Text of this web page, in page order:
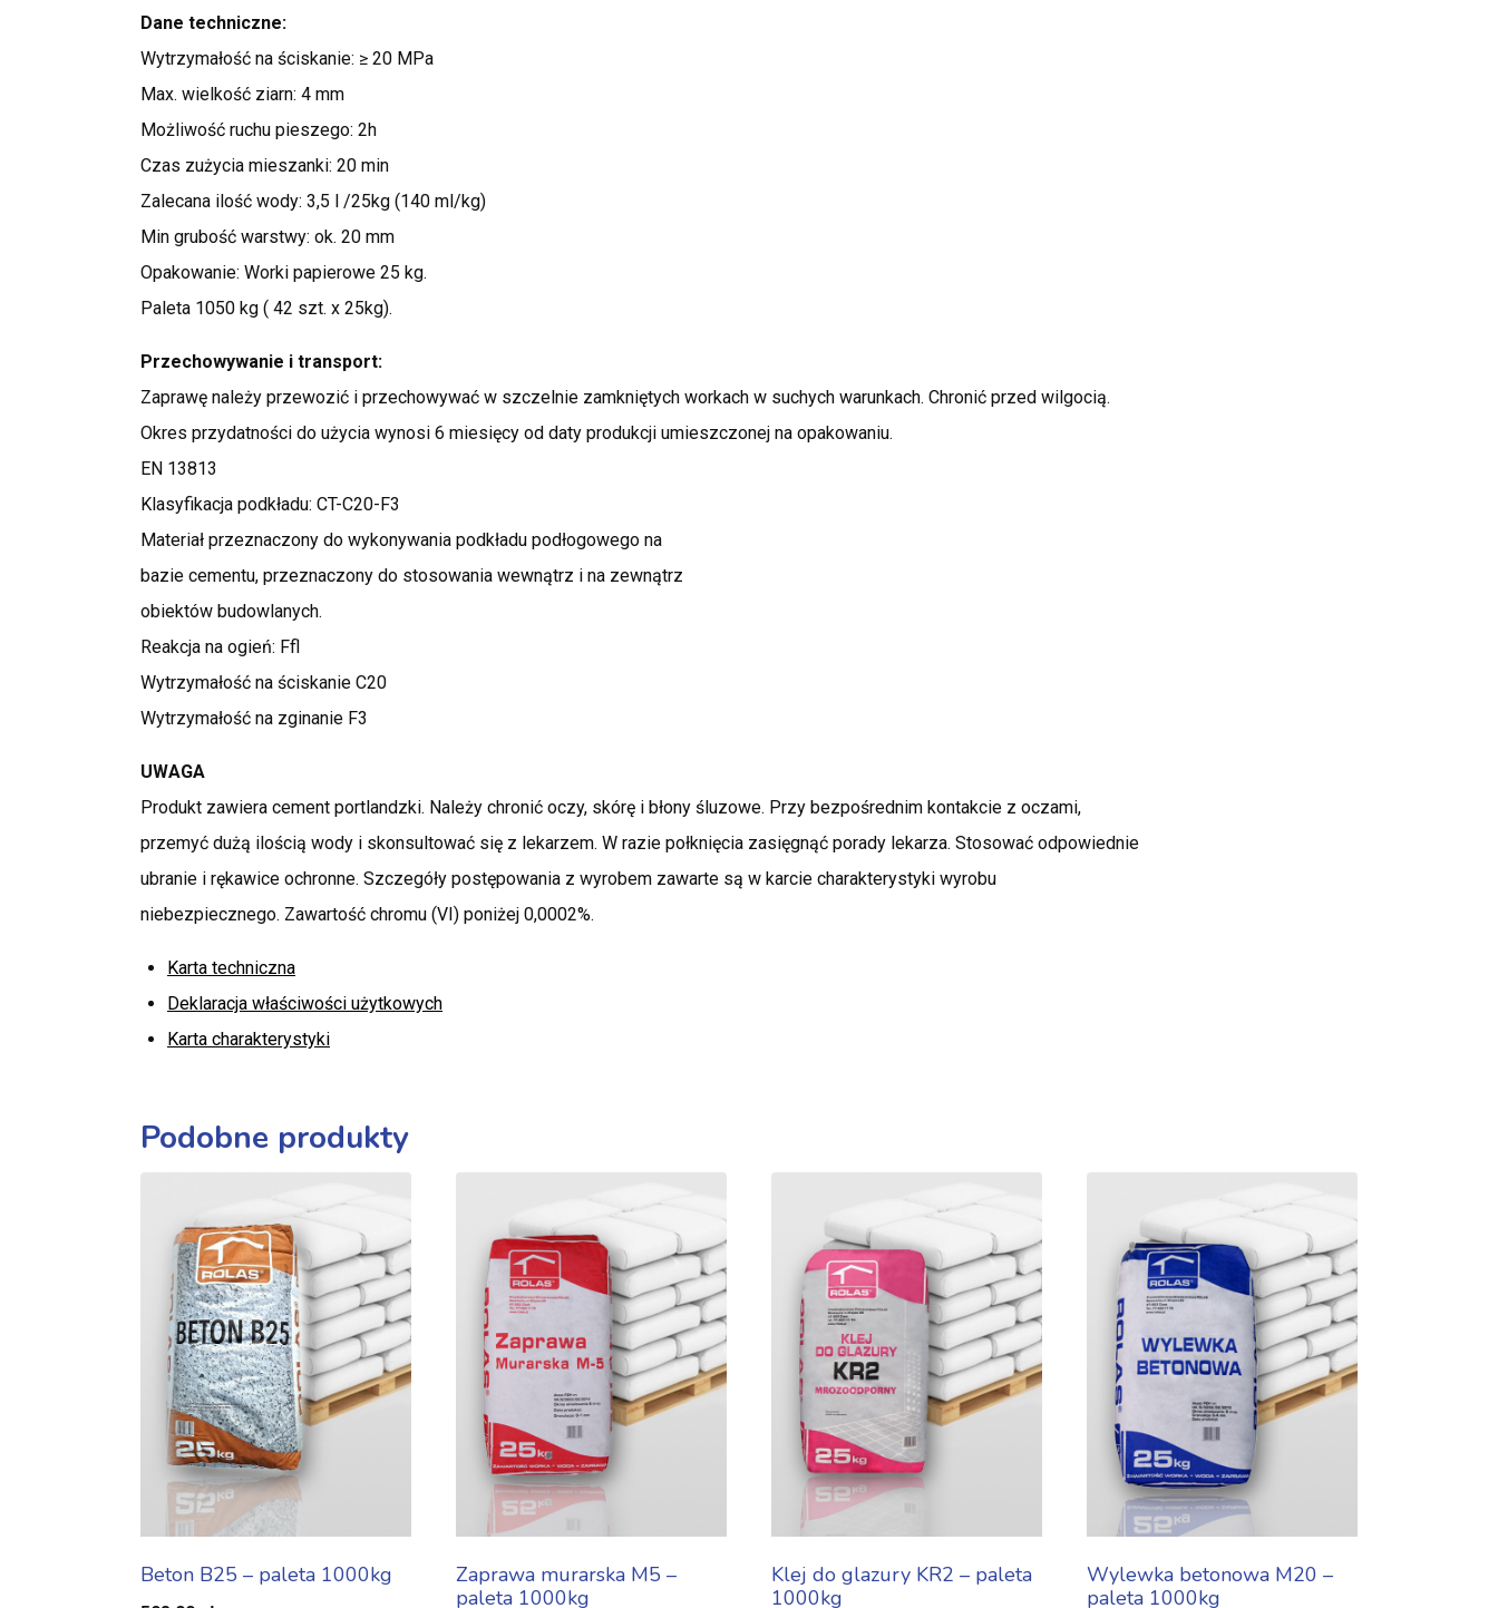
Dane techniczne:
Wytrzymałość na ściskanie: ≥ 20 MPa
Max. wielkość ziarn: 4 mm
Możliwość ruchu pieszego: 2h
Czas zużycia mieszanki: 20 min
Zalecana ilość wody: 3,5 l /25kg (140 ml/kg)
Min grubość warstwy: ok. 20 mm
Opakowanie: Worki papierowe 25 kg.
Paleta 1050 kg ( 42 szt. x 25kg).
Przechowywanie i transport:
Zaprawę należy przewozić i przechowywać w szczelnie zamkniętych workach w suchych warunkach. Chronić przed wilgocią.
Okres przydatności do użycia wynosi 6 miesięcy od daty produkcji umieszczonej na opakowaniu.
EN 13813
Klasyfikacja podkładu: CT-C20-F3
Materiał przeznaczony do wykonywania podkładu podłogowego na
bazie cementu, przeznaczony do stosowania wewnątrz i na zewnątrz
obiektów budowlanych.
Reakcja na ogień: Ffl
Wytrzymałość na ściskanie C20
Wytrzymałość na zginanie F3
UWAGA
Produkt zawiera cement portlandzki. Należy chronić oczy, skórę i błony śluzowe. Przy bezpośrednim kontakcie z oczami,
przemyć dużą ilością wody i skonsultować się z lekarzem. W razie połknięcia zasięgnąć porady lekarza. Stosować odpowiednie
ubranie i rękawice ochronne. Szczegóły postępowania z wyrobem zawarte są w karcie charakterystyki wyrobu
niebezpiecznego. Zawartość chromu (VI) poniżej 0,0002%.
Karta techniczna
Deklaracja właściwości użytkowych
Karta charakterystyki
Podobne produkty
Beton B25 – paleta 1000kg
Zaprawa murarska M5 –
paleta 1000kg
Klej do glazury KR2 – paleta
1000kg
Wylewka betonowa M20 –
paleta 1000kg